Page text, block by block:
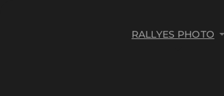
RALLYES PHOTO